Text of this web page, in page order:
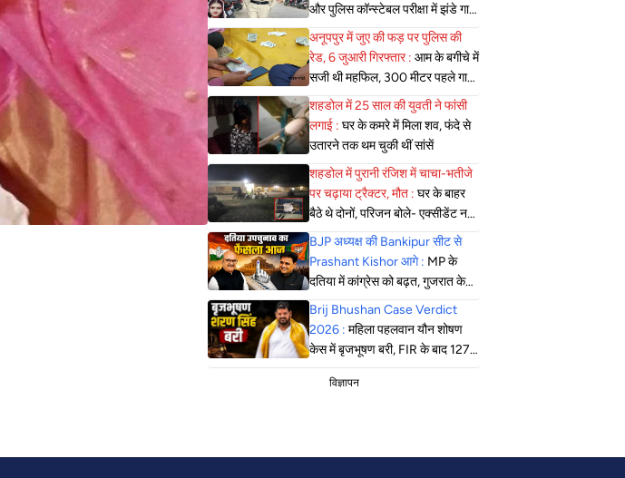
और पुलिस कॉन्स्टेबल परीक्षा में झंडे गाड़े,
लेकिन MBBS सीट नहीं मिला, पढ़िए
शहडोल संभाग के शुभांगी की कहा
अनूपपुर में जुए की फड़ पर पुलिस की
रेड, 6 जुआरी गिरफ्तार : आम के बगीचे में
सजी थी महफिल, 300 मीटर पहले गाड़ी
खड़ी कर पैदल पहुंची पुलिस
शहडोल में 25 साल की युवती ने फांसी
लगाई : घर के कमरे में मिला शव, फंदे से
उतारने तक थम चुकी थीं सांसें
शहडोल में पुरानी रंजिश में चाचा-भतीजे
पर चढ़ाया ट्रैक्टर, मौत : घर के बाहर
बैठे थे दोनों, परिजन बोले- एक्सीडेंट नहीं,
सोची-समझी हत्या; एसपी बोले- दबिश
जारी
BJP अध्यक्ष की Bankipur सीट से
Prashant Kishor आगे : MP के
दतिया में कांग्रेस को बढ़त, गुजरात के
मंजलपुर में भाजपा की जीत लगभग तय
Brij Bhushan Case Verdict
2026 : महिला पहलवान यौन शोषण
केस में बृजभूषण बरी, FIR के बाद 127
सुनवाई, कोर्ट ने सुनाया फैसला
विज्ञापन